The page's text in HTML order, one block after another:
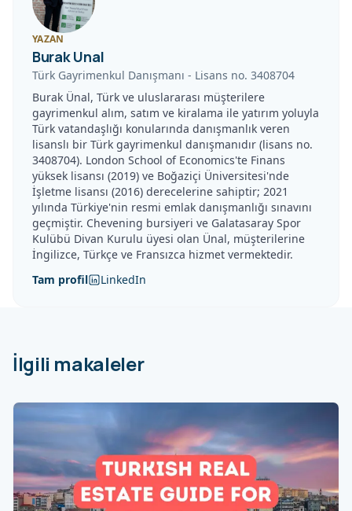
YAZAN
Burak Unal
Türk Gayrimenkul Danışmanı - Lisans no. 3408704
Burak Ünal, Türk ve uluslararası müşterilere
gayrimenkul alım, satım ve kiralama ile yatırım yoluyla
Türk vatandaşlığı konularında danışmanlık veren
lisanslı bir Türk gayrimenkul danışmanıdır (lisans no.
3408704). London School of Economics'te Finans
yüksek lisansı (2019) ve Boğaziçi Üniversitesi'nde
İşletme lisansı (2016) derecelerine sahiptir; 2021
yılında Türkiye'nin resmi emlak danışmanlığı sınavını
geçmiştir. Chevening bursiyeri ve Galatasaray Spor
Kulübü Divan Kurulu üyesi olan Ünal, müşterilerine
İngilizce, Türkçe ve Fransızca hizmet vermektedir.
Tam profil
LinkedIn
İlgili makaleler